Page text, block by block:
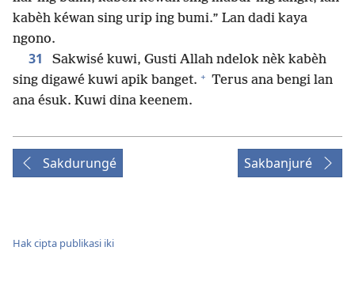
kabèh kéwan sing urip ing bumi.” Lan dadi kaya
ngono.
31
Sakwisé kuwi, Gusti Allah ndelok nèk kabèh
sing digawé kuwi apik banget. + Terus ana bengi lan
ana ésuk. Kuwi dina keenem.
Sakdurungé Sakbanjuré
Hak cipta publikasi iki